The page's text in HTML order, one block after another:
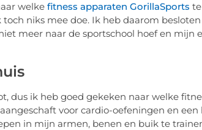
welke fitness apparaten GorillaSports
niks mee doe. Ik heb daarom
meer naar de sportschool hoef en mijn
dus ik heb goed gekeken naar welke
voor cardio-oefeningen en
in mijn armen, benen en buik te